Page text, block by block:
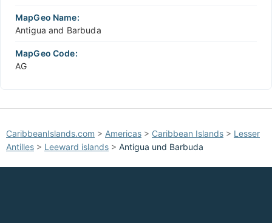
MapGeo Name:
Antigua and Barbuda
MapGeo Code:
AG
CaribbeanIslands.com > Americas > Caribbean Islands > Lesser
Antilles > Leeward islands > Antigua und Barbuda